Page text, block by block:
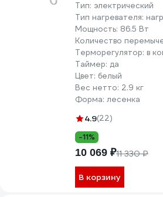
Тип: электрический
Тип нагревателя:
Мощность: 86.5 Вт
Количество
Терморегулятор: в
Таймер: да
Цвет: белый
Вес нетто: 2.9 кг
Форма: лесенка
4.9(22)
-11%
10 069 ₽11 330 ₽
В корзину